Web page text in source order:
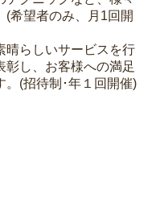
(希望者のみ、月1回開
晴らしいサービスを行
彰し、お客様への満足
。(招待制･年１回開催)